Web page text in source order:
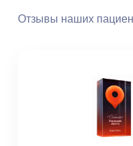
Отзывы наших